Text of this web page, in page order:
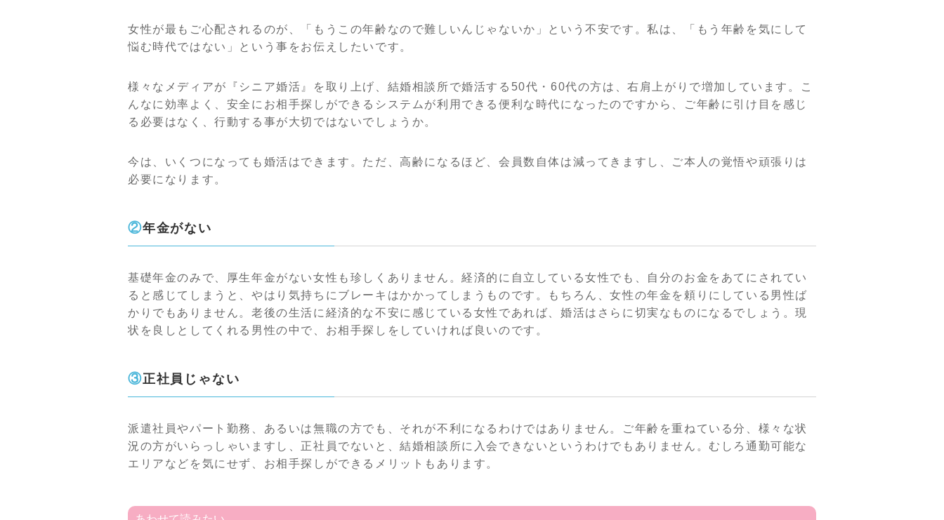
女性が最もご心配されるのが、「もうこの年齢なので難しいんじゃないか」という不安です。私は、「もう年齢を気にして
悩む時代ではない」という事をお伝えしたいです。
様々なメディアが『シニア婚活』を取り上げ、結婚相談所で婚活する50代・60代の方は、右肩上がりで増加しています。こ
んなに効率よく、安全にお相手探しができるシステムが利用できる便利な時代になったのですから、ご年齢に引け目を感じ
る必要はなく、行動する事が大切ではないでしょうか。
今は、いくつになっても婚活はできます。ただ、高齢になるほど、会員数自体は減ってきますし、ご本人の覚悟や頑張りは
必要になります。
②年金がない
基礎年金のみで、厚生年金がない女性も珍しくありません。経済的に自立している女性でも、自分のお金をあてにされてい
ると感じてしまうと、やはり気持ちにブレーキはかかってしまうものです。もちろん、女性の年金を頼りにしている男性ば
かりでもありません。老後の生活に経済的な不安に感じている女性であれば、婚活はさらに切実なものになるでしょう。現
状を良しとしてくれる男性の中で、お相手探しをしていければ良いのです。
③正社員じゃない
派遣社員やパート勤務、あるいは無職の方でも、それが不利になるわけではありません。ご年齢を重ねている分、様々な状
況の方がいらっしゃいますし、正社員でないと、結婚相談所に入会できないというわけでもありません。むしろ通勤可能な
エリアなどを気にせず、お相手探しができるメリットもあります。